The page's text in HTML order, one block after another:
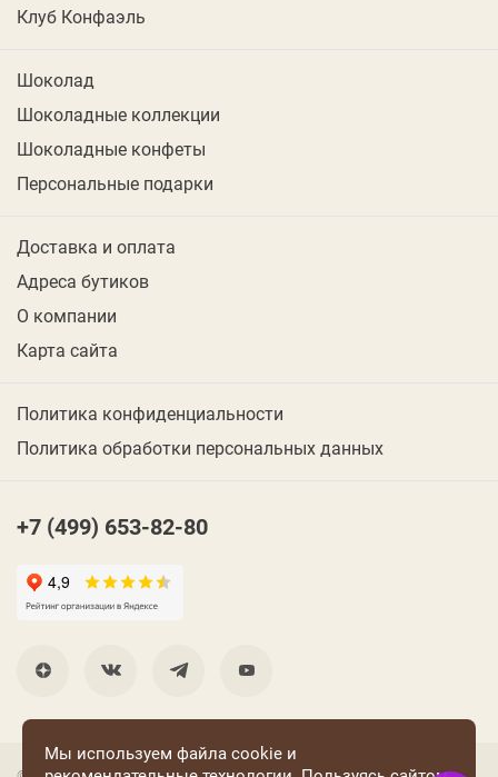
Клуб Конфаэль
Шоколад
Шоколадные коллекции
Шоколадные конфеты
Персональные подарки
Доставка и оплата
Адреса бутиков
О компании
Карта сайта
Политика конфиденциальности
Политика обработки персональных данных
+7 (499) 653-82-80
Мы используем файла cookie и